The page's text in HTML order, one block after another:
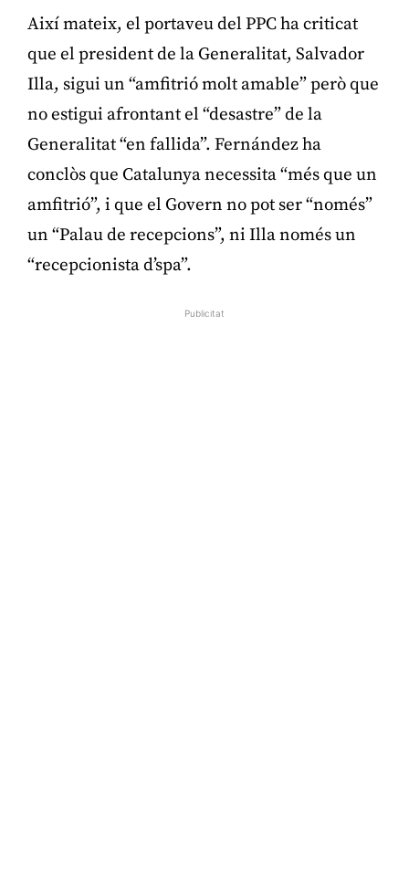
Així mateix, el portaveu del PPC ha criticat
que el president de la Generalitat, Salvador
Illa, sigui un “amfitrió molt amable” però que
no estigui afrontant el “desastre” de la
Generalitat “en fallida”. Fernández ha
conclòs que Catalunya necessita “més que un
amfitrió”, i que el Govern no pot ser “només”
un “Palau de recepcions”, ni Illa només un
“recepcionista d’spa”.
Publicitat